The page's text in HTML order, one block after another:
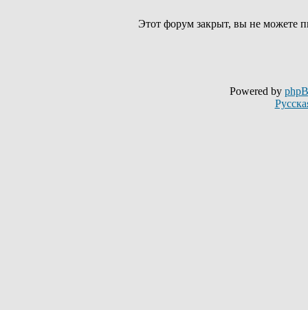
Этот форум закрыт, вы не можете
Powered by